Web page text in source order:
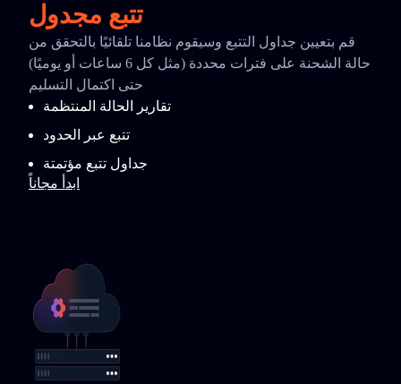
تتبع مجدول
قم بتعيين جداول التتبع وسيقوم نظامنا تلقائيًا بالتحقق من
حالة الشحنة على فترات محددة (مثل كل 6 ساعات أو يوميًا)
حتى اكتمال التسليم
تقارير الحالة المنتظمة
تتبع عبر الحدود
جداول تتبع مؤتمتة
ابدأ مجاناً